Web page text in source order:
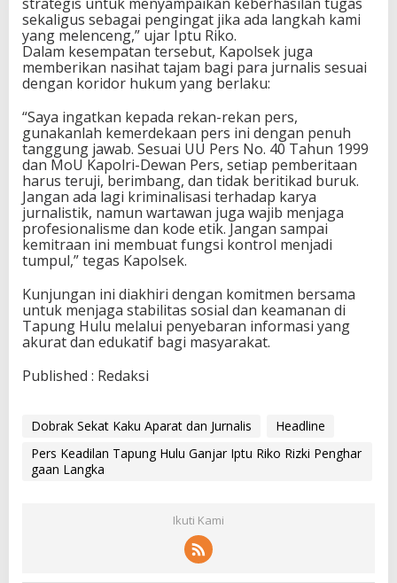
sekaligus sebagai pengingat jika ada langkah kami
yang melenceng,” ujar Iptu Riko.
Dalam kesempatan tersebut, Kapolsek juga
memberikan nasihat tajam bagi para jurnalis sesuai
dengan koridor hukum yang berlaku:
“Saya ingatkan kepada rekan-rekan pers,
gunakanlah kemerdekaan pers ini dengan penuh
tanggung jawab. Sesuai UU Pers No. 40 Tahun 1999
dan MoU Kapolri-Dewan Pers, setiap pemberitaan
harus teruji, berimbang, dan tidak beritikad buruk.
Jangan ada lagi kriminalisasi terhadap karya
jurnalistik, namun wartawan juga wajib menjaga
profesionalisme dan kode etik. Jangan sampai
kemitraan ini membuat fungsi kontrol menjadi
tumpul,” tegas Kapolsek.
Kunjungan ini diakhiri dengan komitmen bersama
untuk menjaga stabilitas sosial dan keamanan di
Tapung Hulu melalui penyebaran informasi yang
akurat dan edukatif bagi masyarakat.
Published : Redaksi
Dobrak Sekat Kaku Aparat dan Jurnalis
Headline
Pers Keadilan Tapung Hulu Ganjar Iptu Riko Rizki Penghar
gaan Langka
Ikuti Kami